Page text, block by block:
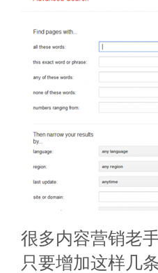
很多内容营销老
只要增加这样几